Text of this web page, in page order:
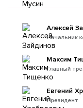
Начальник
Алексей
Главный
Максим
Президент
Евгений